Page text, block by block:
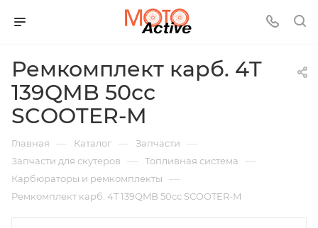
Ремкомплект карб. 4T
139QMB 50сс
SCOOTER-M
Главная — Каталог — Запчасти —
Запчасти для скутеров — Топливная система —
Карбюраторы и ремкомплекты —
Ремкомплект карб. 4T 139QMB 50сс SCOOTER-M